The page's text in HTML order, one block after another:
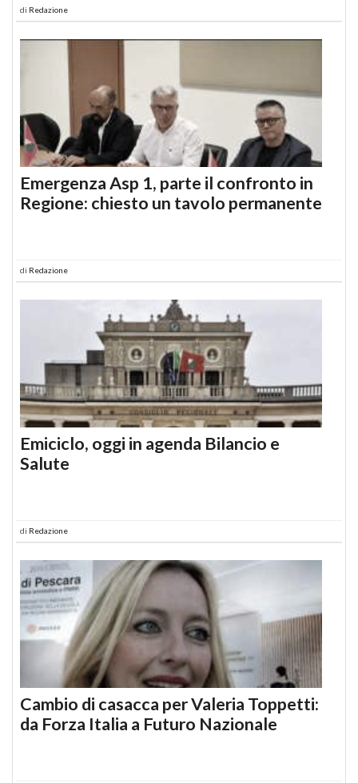
di Redazione
Emergenza Asp 1, parte il confronto in
Regione: chiesto un tavolo permanente
di Redazione
Emiciclo, oggi in agenda Bilancio e
Salute
di Redazione
Cambio di casacca per Valeria Toppetti:
da Forza Italia a Futuro Nazionale